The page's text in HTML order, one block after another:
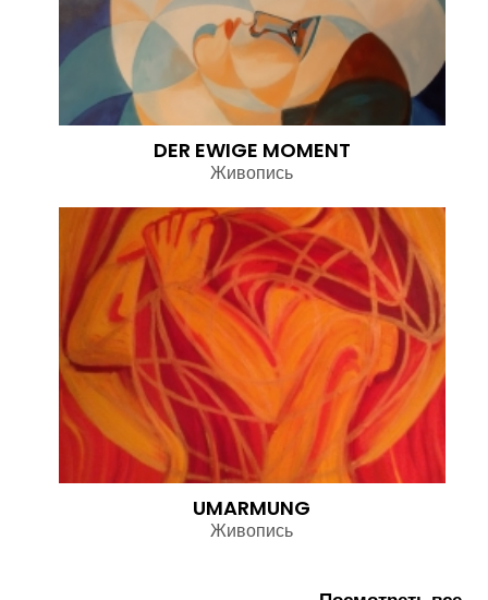
DER EWIGE MOMENT
Живопись
UMARMUNG
Живопись